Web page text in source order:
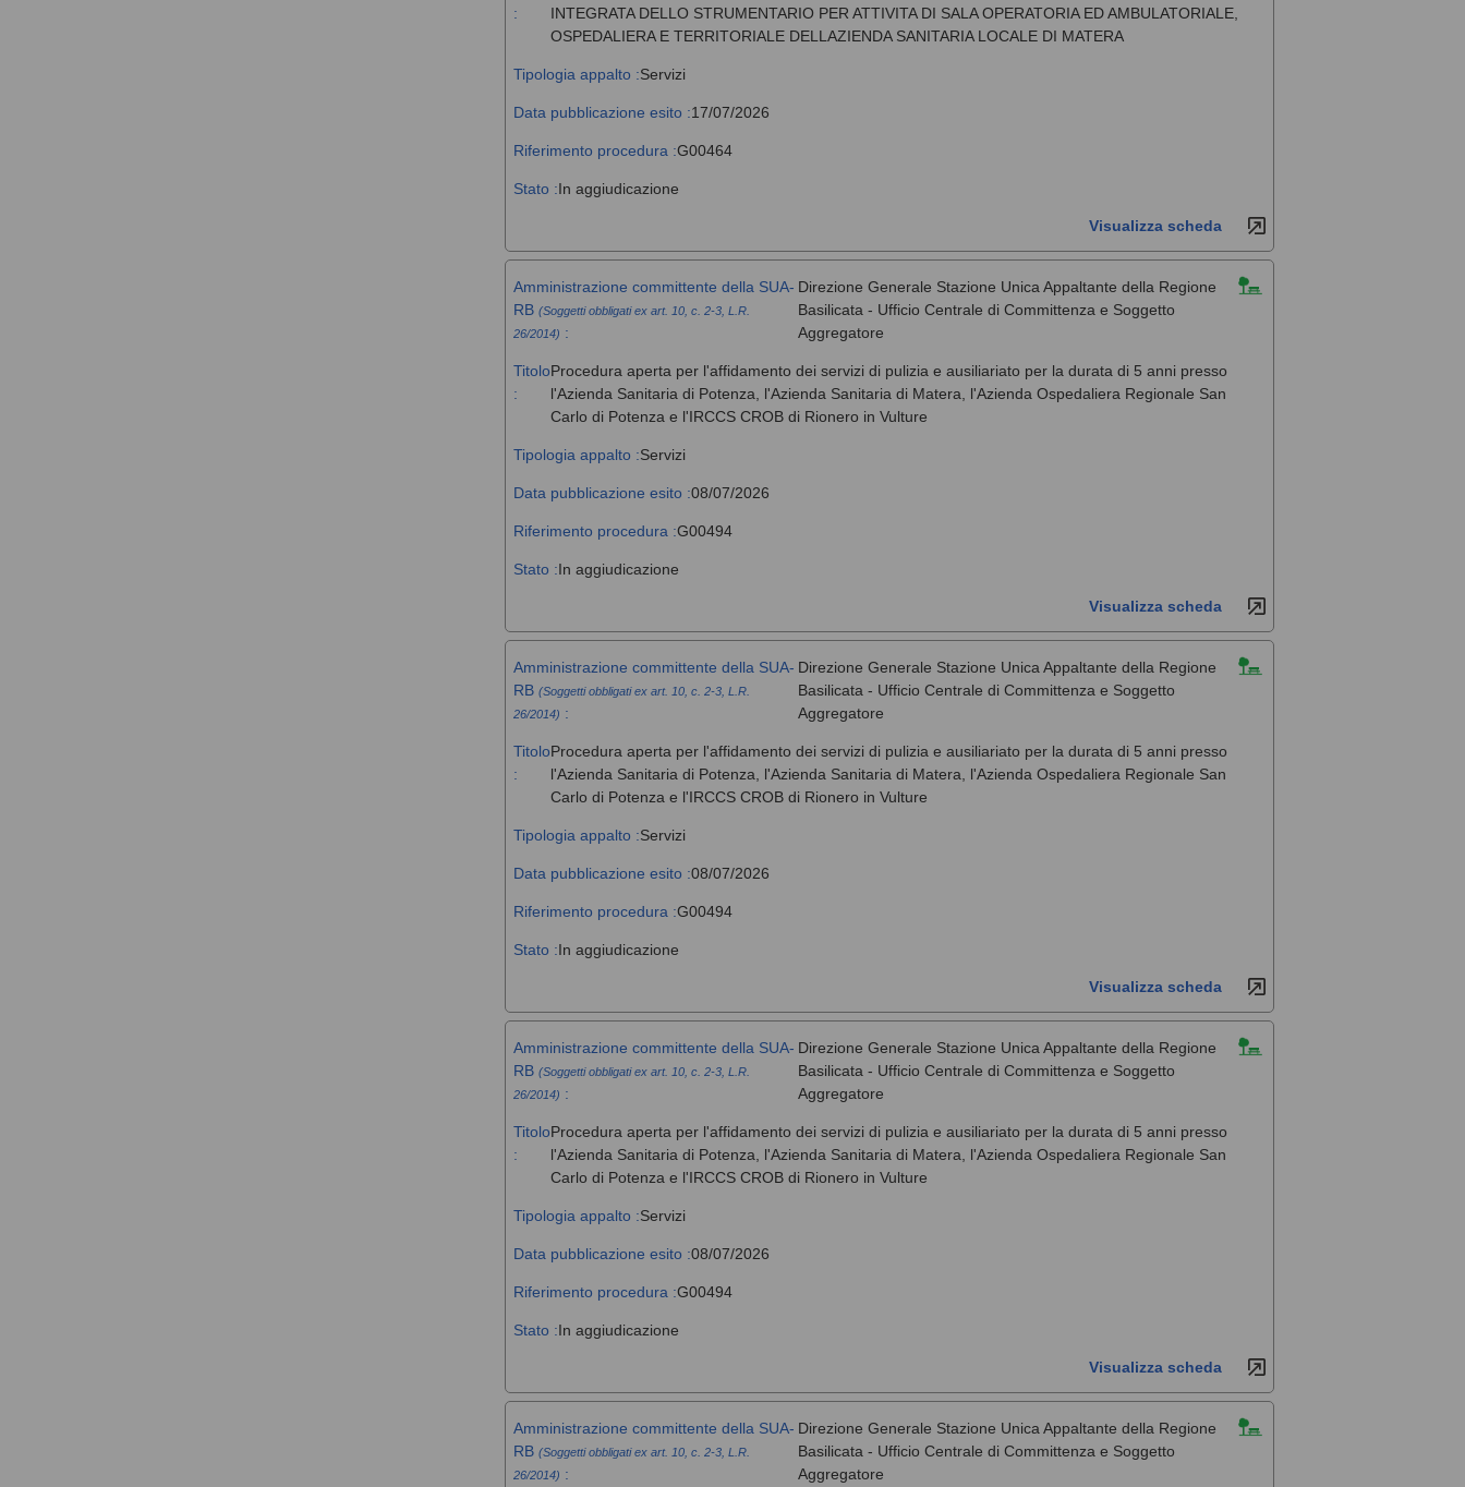
:
INTEGRATA DELLO STRUMENTARIO PER ATTIVITA DI SALA OPERATORIA ED AMBULATORIALE,
OSPEDALIERA E TERRITORIALE DELLAZIENDA SANITARIA LOCALE DI MATERA
Tipologia appalto :Servizi
Data pubblicazione esito :17/07/2026
Riferimento procedura :G00464
Stato :In aggiudicazione
Visualizza scheda
Amministrazione committente della SUA-
RB (Soggetti obbligati ex art. 10, c. 2-3, L.R.
26/2014) :
Direzione Generale Stazione Unica Appaltante della Regione
Basilicata - Ufficio Centrale di Committenza e Soggetto
Aggregatore
Titolo
:
Procedura aperta per l'affidamento dei servizi di pulizia e ausiliariato per la durata di 5 anni presso
l'Azienda Sanitaria di Potenza, l'Azienda Sanitaria di Matera, l'Azienda Ospedaliera Regionale San
Carlo di Potenza e l'IRCCS CROB di Rionero in Vulture
Tipologia appalto :Servizi
Data pubblicazione esito :08/07/2026
Riferimento procedura :G00494
Stato :In aggiudicazione
Visualizza scheda
Amministrazione committente della SUA-
RB (Soggetti obbligati ex art. 10, c. 2-3, L.R.
26/2014) :
Direzione Generale Stazione Unica Appaltante della Regione
Basilicata - Ufficio Centrale di Committenza e Soggetto
Aggregatore
Titolo
:
Procedura aperta per l'affidamento dei servizi di pulizia e ausiliariato per la durata di 5 anni presso
l'Azienda Sanitaria di Potenza, l'Azienda Sanitaria di Matera, l'Azienda Ospedaliera Regionale San
Carlo di Potenza e l'IRCCS CROB di Rionero in Vulture
Tipologia appalto :Servizi
Data pubblicazione esito :08/07/2026
Riferimento procedura :G00494
Stato :In aggiudicazione
Visualizza scheda
Amministrazione committente della SUA-
RB (Soggetti obbligati ex art. 10, c. 2-3, L.R.
26/2014) :
Direzione Generale Stazione Unica Appaltante della Regione
Basilicata - Ufficio Centrale di Committenza e Soggetto
Aggregatore
Titolo
:
Procedura aperta per l'affidamento dei servizi di pulizia e ausiliariato per la durata di 5 anni presso
l'Azienda Sanitaria di Potenza, l'Azienda Sanitaria di Matera, l'Azienda Ospedaliera Regionale San
Carlo di Potenza e l'IRCCS CROB di Rionero in Vulture
Tipologia appalto :Servizi
Data pubblicazione esito :08/07/2026
Riferimento procedura :G00494
Stato :In aggiudicazione
Visualizza scheda
Amministrazione committente della SUA-
RB (Soggetti obbligati ex art. 10, c. 2-3, L.R.
26/2014) :
Direzione Generale Stazione Unica Appaltante della Regione
Basilicata - Ufficio Centrale di Committenza e Soggetto
Aggregatore